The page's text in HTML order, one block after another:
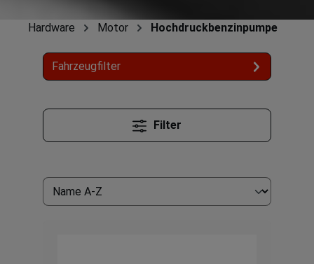
Hardware Motor Hochdruckbenzinpumpe
Fahrzeugfilter
Filter